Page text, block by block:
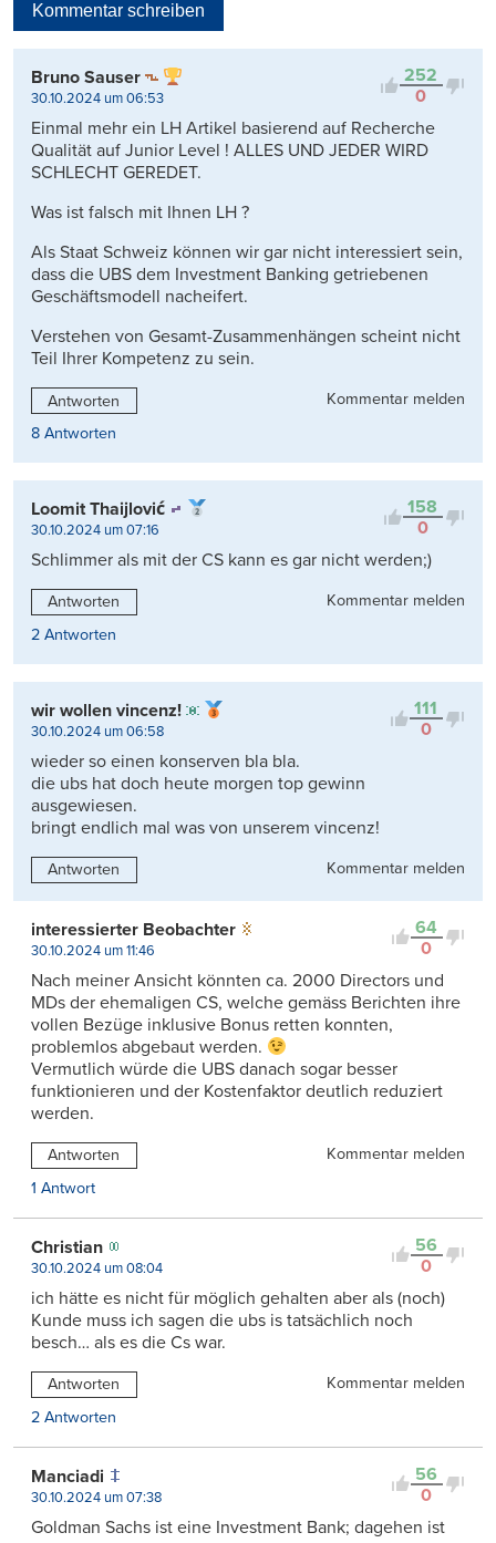
Kontrovers
Kommentar schreiben
252
0
Bruno Sauser
30.10.2024 um 06:53
Einmal mehr ein LH Artikel basierend auf Recherche
Qualität auf Junior Level ! ALLES UND JEDER WIRD
SCHLECHT GEREDET.
Was ist falsch mit Ihnen LH ?
Als Staat Schweiz können wir gar nicht interessiert sein,
dass die UBS dem Investment Banking getriebenen
Geschäftsmodell nacheifert.
Verstehen von Gesamt-Zusammenhängen scheint nicht
Teil Ihrer Kompetenz zu sein.
Antworten
Kommentar melden
8 Antworten
158
0
Loomit Thaijlović
30.10.2024 um 07:16
Schlimmer als mit der CS kann es gar nicht werden;)
Antworten
Kommentar melden
2 Antworten
111
0
wir wollen vincenz!
30.10.2024 um 06:58
wieder so einen konserven bla bla.
die ubs hat doch heute morgen top gewinn
ausgewiesen.
bringt endlich mal was von unserem vincenz!
Antworten Kommentar melden
64
0
interessierter Beobachter
30.10.2024 um 11:46
Nach meiner Ansicht könnten ca. 2000 Directors und
MDs der ehemaligen CS, welche gemäss Berichten ihre
vollen Bezüge inklusive Bonus retten konnten,
problemlos abgebaut werden.
Vermutlich würde die UBS danach sogar besser
funktionieren und der Kostenfaktor deutlich reduziert
werden.
Antworten
Kommentar melden
1 Antwort
56
0
Christian
30.10.2024 um 08:04
ich hätte es nicht für möglich gehalten aber als (noch)
Kunde muss ich sagen die ubs is tatsächlich noch
besch… als es die Cs war.
Antworten
Kommentar melden
2 Antworten
56
0
Manciadi
30.10.2024 um 07:38
Goldman Sachs ist eine Investment Bank; dagehen ist